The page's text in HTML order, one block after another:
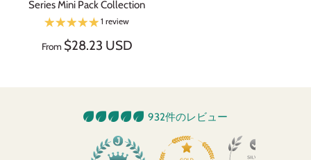
Series Mini Pack Collection
1 review
From $28.23 USD
932件のレビュー